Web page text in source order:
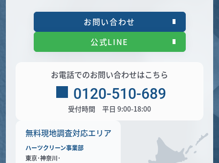
無料現地調査対応エリア
ハーツクリーン事業部
東京･神奈川･
お問い合わせ
公式LINE
お電話でのお問い合わせはこちら
0120-510-689
受付時間 平日 9:00-18:00